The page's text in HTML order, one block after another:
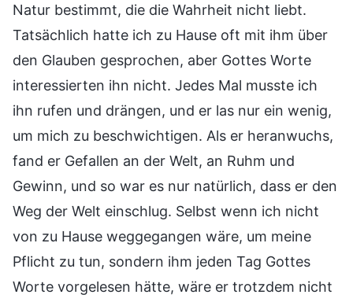
Natur bestimmt, die die Wahrheit nicht liebt.
Tatsächlich hatte ich zu Hause oft mit ihm über
den Glauben gesprochen, aber Gottes Worte
interessierten ihn nicht. Jedes Mal musste ich
ihn rufen und drängen, und er las nur ein wenig,
um mich zu beschwichtigen. Als er heranwuchs,
fand er Gefallen an der Welt, an Ruhm und
Gewinn, und so war es nur natürlich, dass er den
Weg der Welt einschlug. Selbst wenn ich nicht
von zu Hause weggegangen wäre, um meine
Pflicht zu tun, sondern ihm jeden Tag Gottes
Worte vorgelesen hätte, wäre er trotzdem nicht